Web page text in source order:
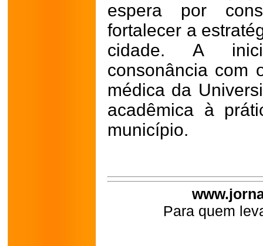
espera por
fortalecer a
cidade. A
consonância com
médica da
acadêmica à
município.
Para quem